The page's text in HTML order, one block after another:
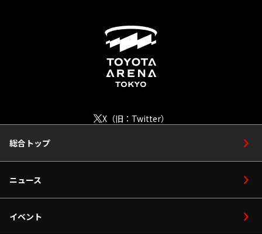
X（旧：Twitter）
総合トップ
ニュース
イベント